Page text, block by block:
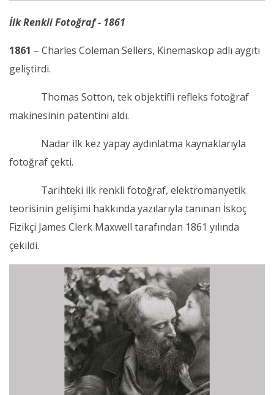
İlk Renkli Fotoğraf - 1861
1861 – Charles Coleman Sellers, Kinemaskop adlı aygıtı
geliştirdi.
Thomas Sotton, tek objektifli refleks fotoğraf
makinesinin patentini aldı.
Nadar ilk kez yapay aydınlatma kaynaklarıyla
fotoğraf çekti.
Tarihteki ilk renkli fotoğraf, elektromanyetik
teorisinin gelişimi hakkında yazılarıyla tanınan İskoç
Fizikçi James Clerk Maxwell tarafından 1861 yılında
çekildi.